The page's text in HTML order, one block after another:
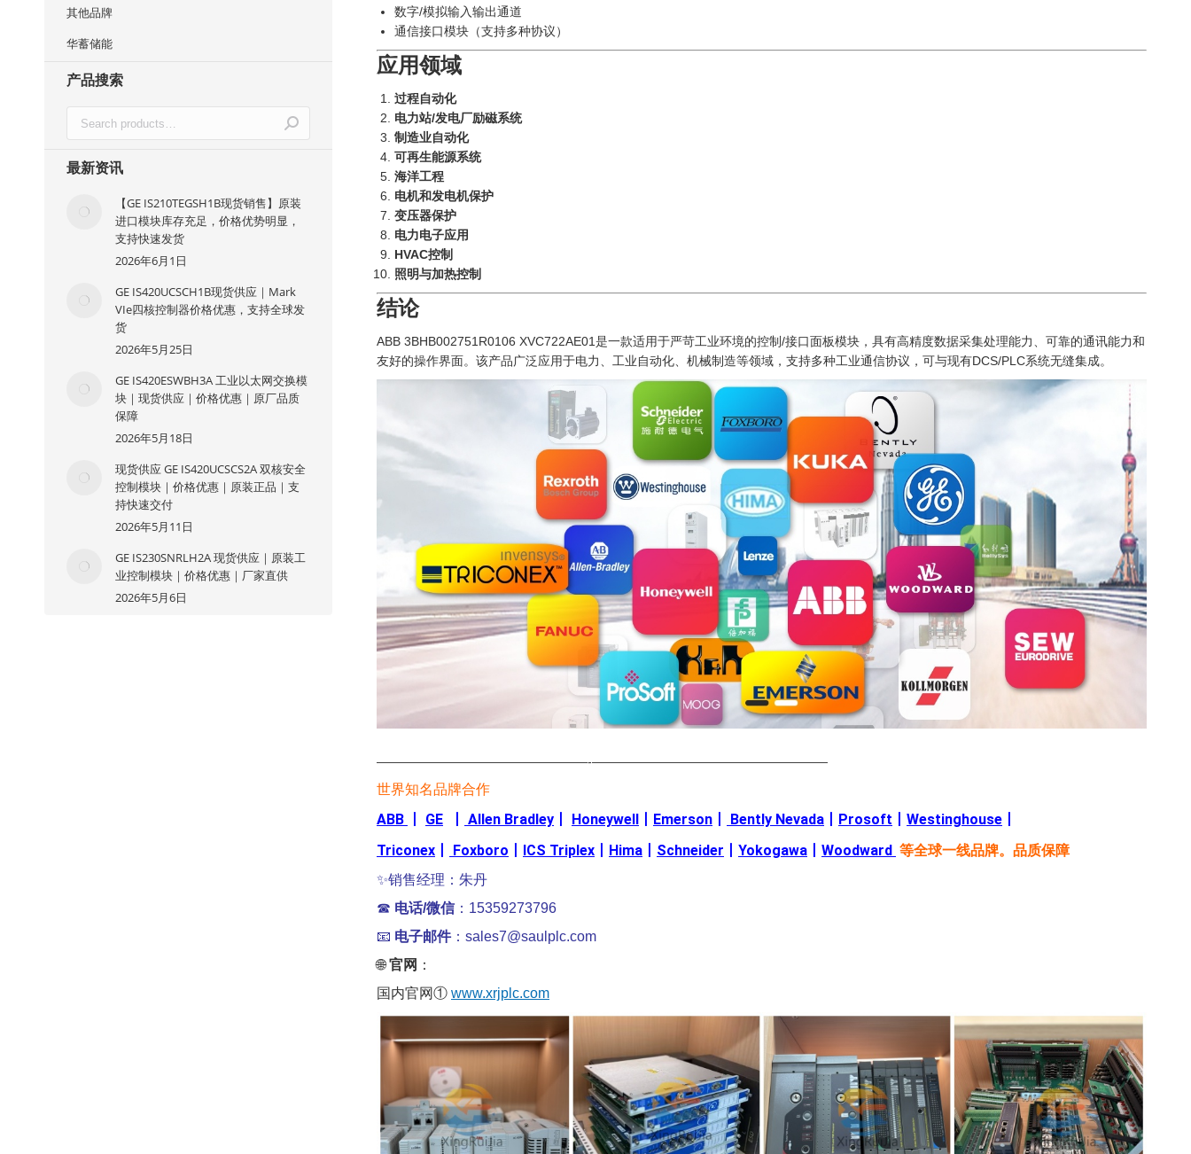
数字/模拟输入输出通道
通信接口模块（支持多种协议）
应用领域
过程自动化
电力站/发电厂励磁系统
制造业自动化
可再生能源系统
海洋工程
电机和发电机保护
变压器保护
电力电子应用
HVAC控制
照明与加热控制
结论
ABB 3BHB002751R0106 XVC722AE01是一款适用于严苛工业环境的控制/接口面板模块，具有高精度数据采集处理能力、可靠的通讯能力和
友好的操作界面。该产品广泛应用于电力、工业自动化、机械制造等领域，支持多种工业通信协议，可与现有DCS/PLC系统无缝集成。
—————————————————-———————————————————
世界知名品牌合作
ABB GE Allen Bradley Honeywell Emerson Bently Nevada Prosoft Westinghouse
Triconex
Foxboro ICS Triplex Hima Schneider Yokogawa Woodward 等全球一线品牌。品质保障
✨销售经理：朱丹
☎ 电话/微信：15359273796
📧 电子邮件：sales7@saulplc.com
🌐官网 ：
国内官网① www.xrjplc.com
其他品牌
华蓄储能
产品搜索
最新资讯
【GE IS210TEGSH1B现货销售】原装
进口模块库存充足，价格优势明显，
支持快速发货
2026年6月1日
GE IS420UCSCH1B现货供应｜Mark
VIe四核控制器价格优惠，支持全球发
货
2026年5月25日
GE IS420ESWBH3A 工业以太网交换模
块｜现货供应｜价格优惠｜原厂品质
保障
2026年5月18日
现货供应 GE IS420UCSCS2A 双核安全
控制模块｜价格优惠｜原装正品｜支
持快速交付
2026年5月11日
GE IS230SNRLH2A 现货供应｜原装工
业控制模块｜价格优惠｜厂家直供
2026年5月6日